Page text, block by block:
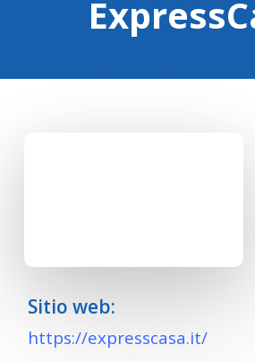
Sitio web:
https://expresscasa.it/